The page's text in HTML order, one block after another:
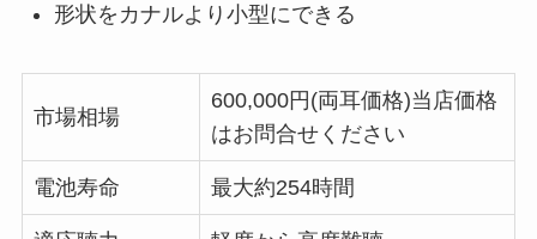
形状をカナルより小型にできる
市場相場
600,000円(両耳価格)当店価格
はお問合せください
電池寿命 最大約254時間